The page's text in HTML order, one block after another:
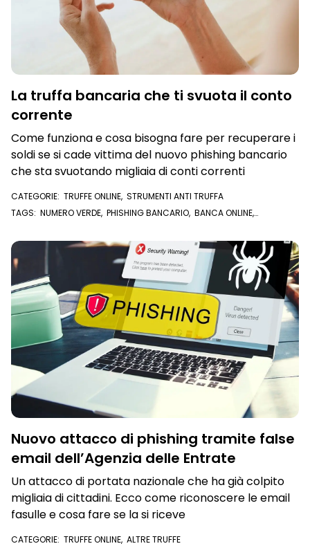
La truffa bancaria che ti svuota il conto
corrente
Come funziona e cosa bisogna fare per recuperare i
soldi se si cade vittima del nuovo phishing bancario
che sta svuotando migliaia di conti correnti
CATEGORIE: TRUFFE ONLINE, STRUMENTI ANTI TRUFFA
TAGS: NUMERO VERDE, PHISHING BANCARIO, BANCA ONLINE,
Nuovo attacco di phishing tramite false
email dell’Agenzia delle Entrate
Un attacco di portata nazionale che ha già colpito
migliaia di cittadini. Ecco come riconoscere le email
fasulle e cosa fare se la si riceve
CATEGORIE: TRUFFE ONLINE, ALTRE TRUFFE